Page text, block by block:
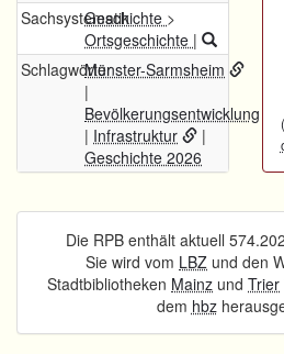
Sachsystematik
Geschichte >
Ortsgeschichte |
SchlagwörterMünster-Sarmsheim
|
Bevölkerungsentwicklung
| Infrastruktur
|
Geschichte 2026
Die RPB enthält aktuell
Sie wird vom LBZ und den
Stadtbibliotheken Mainz und Trier
dem hbz